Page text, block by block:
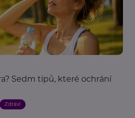
Sedm tipů, které ochrání
Zdraví